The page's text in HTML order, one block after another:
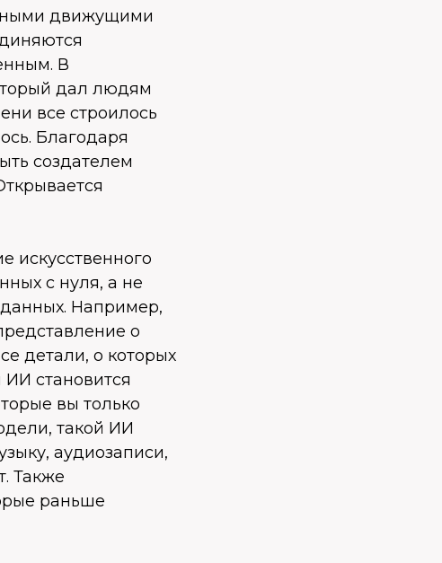
движущими
В
дал людям
все строилось
Благодаря
создателем
искусственного
с нуля, а не
Например,
о
детали, о которых
становится
вы только
такой ИИ
аудиозаписи,
Также
раньше